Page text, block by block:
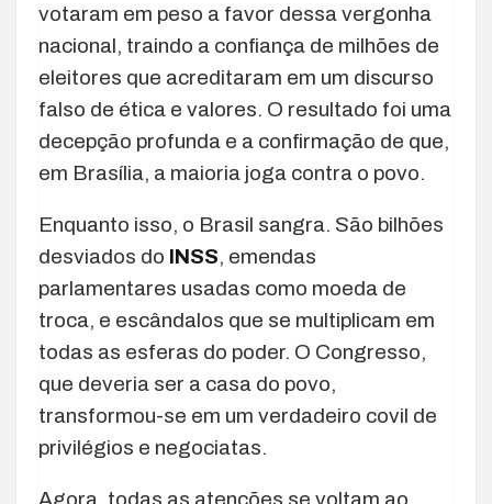
votaram em peso a favor dessa vergonha
nacional, traindo a confiança de milhões de
eleitores que acreditaram em um discurso
falso de ética e valores. O resultado foi uma
decepção profunda e a confirmação de que,
em Brasília, a maioria joga contra o povo.
Enquanto isso, o Brasil sangra. São bilhões
desviados do INSS, emendas
parlamentares usadas como moeda de
troca, e escândalos que se multiplicam em
todas as esferas do poder. O Congresso,
que deveria ser a casa do povo,
transformou-se em um verdadeiro covil de
privilégios e negociatas.
Agora, todas as atenções se voltam ao